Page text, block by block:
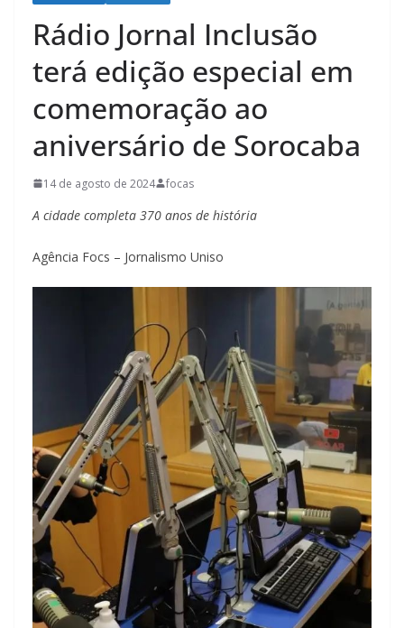
Rádio Jornal Inclusão
terá edição especial em
comemoração ao
aniversário de Sorocaba
14 de agosto de 2024 focas
A cidade completa 370 anos de história
Agência Focs – Jornalismo Uniso